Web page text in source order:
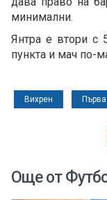
минимални.
Янтра е втори с
пункта и мач по-
Вихрен
Още от